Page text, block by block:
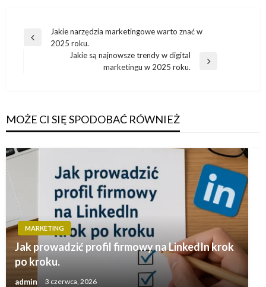
Nawigacja
wpisu
Poprzedni
Jakie narzędzia marketingowe warto znać w
2025 roku.
Jakie są najnowsze trendy w digital
marketingu w 2025 roku.
MOŻE CI SIĘ SPODOBAĆ RÓWNIEŻ
MARKETING
Jak prowadzić profil firmowy na LinkedIn krok
po kroku.
admin 3 czerwca, 2026